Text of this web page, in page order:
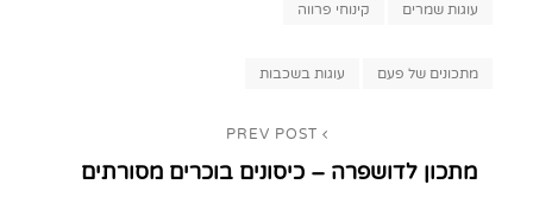
עוגות שמרים
קינוחי פרווה
Tags,מתכונים של פעם עוגות בשכבות
Post
PREV POST
מתכון לדושפרה – כיסונים בוכרים מסורתים